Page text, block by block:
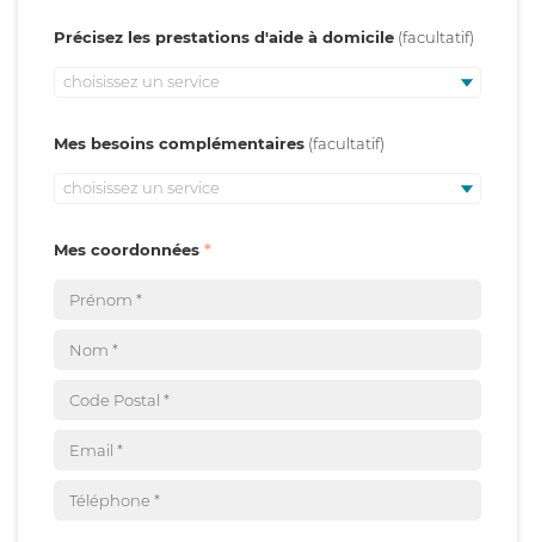
Précisez les prestations d'aide à domicile
choisissez un service
Mes besoins complémentaires
choisissez un service
Mes coordonnées